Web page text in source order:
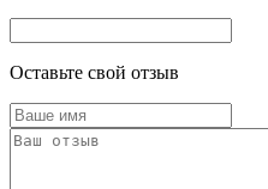
Оставьте свой отзыв